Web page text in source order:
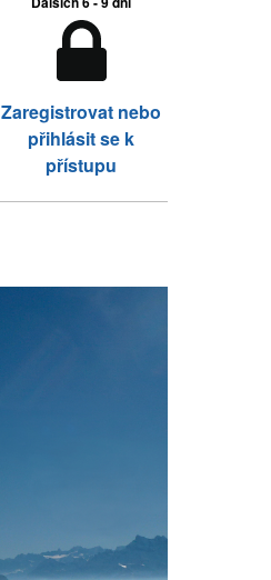
Zaregistrovat nebo
přihlásit se k
přístupu